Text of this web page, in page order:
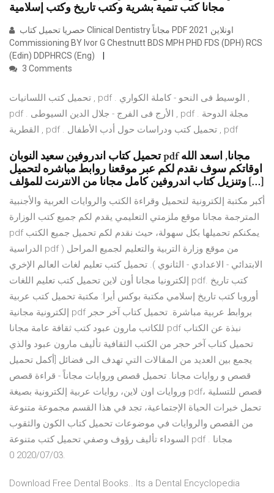
مجانا كتب تنمية بشرية وكتب تاريخ وكتب إسلامية
Commissioning BY Ivor G Chestnutt BDS MPH PHD FDS (DPH) RCS
(Edin) DDPHRCS (Eng)
3 Comments
تحميل كتب اللسانيات , pdf . الوسيط فى النحو - كاملة الكواري ,
pdf . الأرج فى الفرج - جلال الدين السيوطى , pdf . مجلة الدوحة
القطرية , pdf . تحميل كتب ودراسات حول أدب الأطفال , pdf
تحميل كتاب اندروفين سعيد النوبان pdf مجانا, اسعد الله
اوقاتكم سوف نقدم لكم عبر موقعنا روابط مباشره لتحميل
وتنزيل كتاب اندروفين كامل مجانا من الانترنت للمؤلف […]
أكبر مكتبة إلكترونية لتحميل وقراءة الكتب والروايات العربية والأجنبية
المترجمة مجانا موقع ملزمتي التعليمي يقدم لكم جميع كتب الوزارة
pdf يمكنكم تحميلها بكل سهولة، حيث نقدم لكم تحميل جميع الكتب
الدراسية pdf من موقع وزارة التربية والتعليم لجميع المراحل (
الابتدائي - الاعدادي - الثانوي ). تحميل كتب تعليم لغات العالم الإخري
إلكترونيا مجانا أون لاين تحميل كتب تعليم اللغات pdf. كتب تاريخ
أوروبا كتب تاريخ إسلامي مكتبة بوكس أيرا: مكتبة تحميل كتب عربية
إلكترونية مجانية pdf بروابط عربية مباشرة. تحميل كتاب آخر حجر
للكاتب مارون عبود كتب ثقافة عامة مجانا pdf نبذة عن الكتاب
تحميل كتاب آخر حجر من الكتب الثقافية تأليف مارون عبود والذي
يجمع بين العديد من المقالات التي تهدف الى فضائل [أكمل تحميل
قصص و روايات مجانا. تحميل قصص وروايات مجاناً - قراءة قصص
وروايات اون لاين، روايات عربية إلكترونية بصيغة pdf، قصص للتسلية
تحمل خبرات الحياة الإجتماعية، تجد في هذا القسم مجموعة متنوعة
من القصص والروايات في موضوعات تحميل كتاب الكون والثقوب
السوداء تأليف رؤوف وصفي تحميل كتب متنوعة pdf مجانا .
2020/07/03 0.
Download Free Dental Books.. Its a Dental Encyclopedia